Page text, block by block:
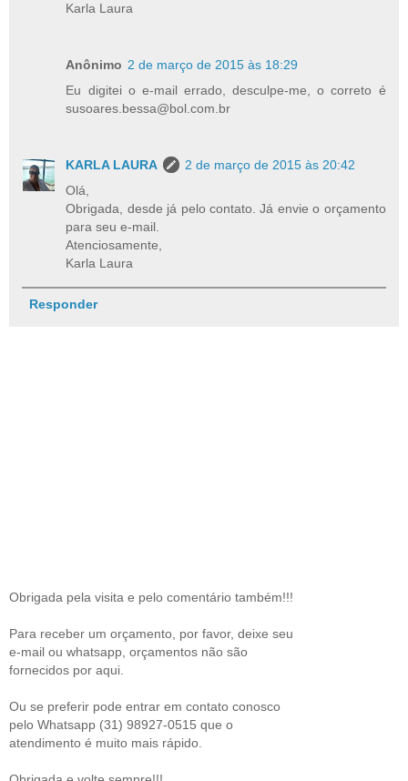
Karla Laura
Anônimo 2 de março de 2015 às 18:29
Eu digitei o e-mail errado, desculpe-me, o correto é
susoares.bessa@bol.com.br
KARLA LAURA
2 de março de 2015 às 20:42
Olá,
Obrigada, desde já pelo contato. Já envie o orçamento
para seu e-mail.
Atenciosamente,
Karla Laura
Responder
Obrigada pela visita e pelo comentário também!!!
Para receber um orçamento, por favor, deixe seu
e-mail ou whatsapp, orçamentos não são
fornecidos por aqui.
Ou se preferir pode entrar em contato conosco
pelo Whatsapp (31) 98927-0515 que o
atendimento é muito mais rápido.